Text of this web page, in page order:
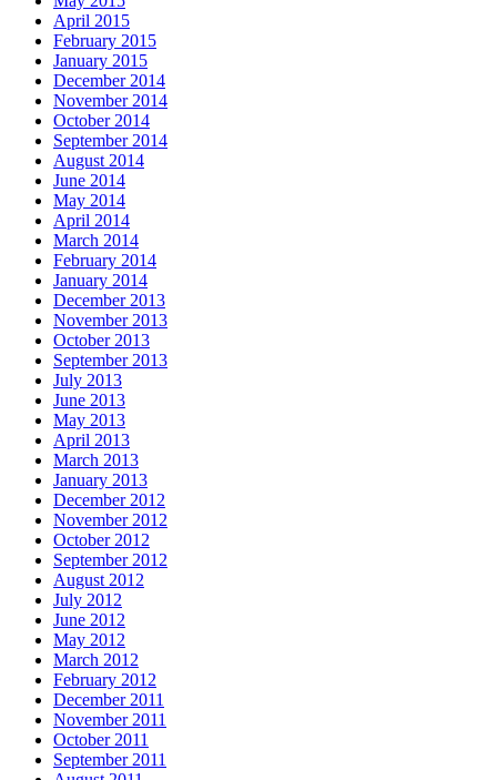
April 2015
February 2015
January 2015
December 2014
November 2014
October 2014
September 2014
August 2014
June 2014
May 2014
April 2014
March 2014
February 2014
January 2014
December 2013
November 2013
October 2013
September 2013
July 2013
June 2013
May 2013
April 2013
March 2013
January 2013
December 2012
November 2012
October 2012
September 2012
August 2012
July 2012
June 2012
May 2012
March 2012
February 2012
December 2011
November 2011
October 2011
September 2011